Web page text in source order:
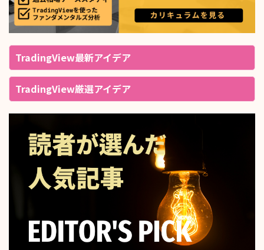
TradingView最新アイデア
TradingView厳選アイデア